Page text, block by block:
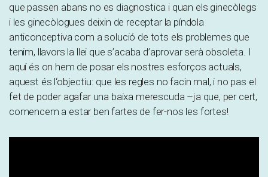
que passen abans no es diagnostica i quan els ginecòlegs
i les ginecòlogues deixin de receptar la píndola
anticonceptiva com a solució de tots els problemes que
tenim, llavors la llei que s’acaba d’aprovar serà obsoleta. I
aquí és on hem de posar els nostres esforços actuals,
aquest és l‘objectiu: que les regles no facin mal, i no pas el
fet de poder agafar una baixa merescuda –ja que, per cert,
comencem a estar ben fartes de fer-nos les fortes!